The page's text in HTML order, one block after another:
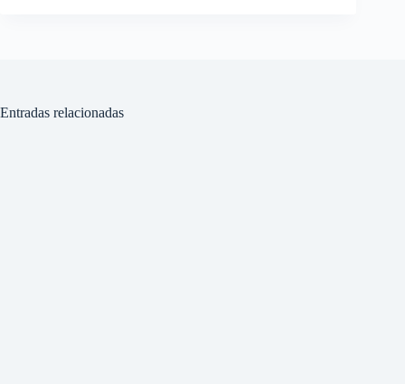
Entradas relacionadas